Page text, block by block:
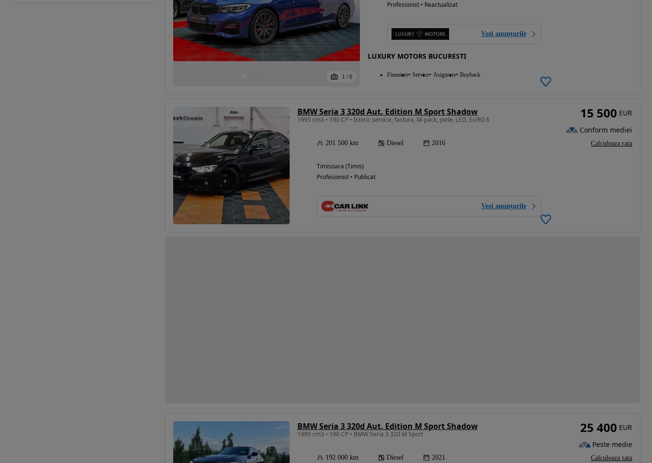
1 / 6
Profesionist • Reactualizat
Vezi anunțurile
LUXURY MOTORS BUCURESTI
Finantare Service Asigurare Buyback
BMW Seria 3 320d Aut. Edition M Sport Shadow
1995 cm3 • 190 CP • Istoric service, factura, M-pack, piele, LED, EURO 6
201 500 km Diesel 2016
Timisoara (Timis)
Profesionist • Publicat
Vezi anunțurile
15 500 EUR
Conform mediei
Calculeaza rata
BMW Seria 3 320d Aut. Edition M Sport Shadow
1995 cm3 • 190 CP • BMW Seria 3 320 M Sport
192 000 km Diesel 2021
25 400 EUR
Peste medie
Calculeaza rata